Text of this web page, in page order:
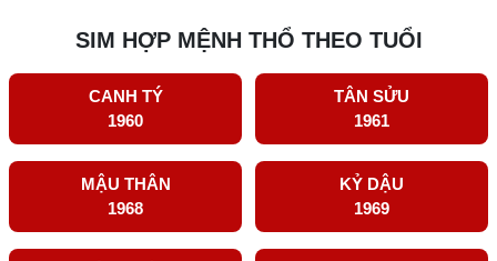
SIM HỢP MỆNH THỔ THEO TUỔI
CANH TÝ
1960
TÂN SỬU
1961
MẬU THÂN
1968
KỶ DẬU
1969